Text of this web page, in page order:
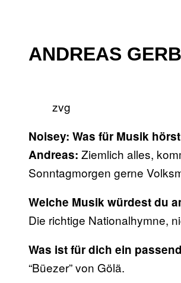
ANDREAS
zvg
Noisey: Was für Musik
Andreas: Ziemlich alles,
Sonntagmorgen gerne
Welche Musik würdest du
Die richtige Nationalhymne,
Was ist für dich ein
“Büezer” von Gölä.